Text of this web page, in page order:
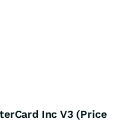
Inc V3 (Price